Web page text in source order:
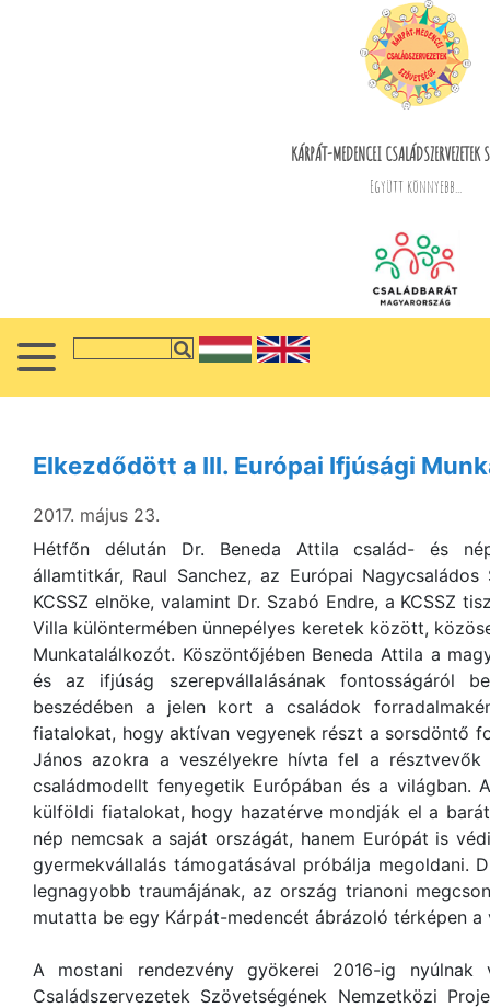
KÁRPÁT-MEDENCEI CSALÁDSZERVEZETEK
Együtt könnyebb...
Elkezdődött a III. Európai Ifjúsági
2017. május 23.
Hétfőn délután Dr. Beneda Attila család- és
államtitkár, Raul Sanchez, az Európai
KCSSZ elnöke, valamint Dr. Szabó Endre, a KCSSZ
Villa különtermében ünnepélyes keretek között,
Munkatalálkozót. Köszöntőjében Beneda Attila a
és az ifjúság szerepvállalásának fontosságáról
beszédében a jelen kort a családok
fiatalokat, hogy aktívan vegyenek részt a sorsdöntő
János azokra a veszélyekre hívta fel a résztvevők
családmodellt fenyegetik Európában és a világban.
külföldi fiatalokat, hogy hazatérve mondják el a
nép nemcsak a saját országát, hanem Európát is
gyermekvállalás támogatásával próbálja megoldani.
legnagyobb traumájának, az ország trianoni
mutatta be egy Kárpát-medencét ábrázoló térképen a
A mostani rendezvény gyökerei 2016-ig nyúlnak
Családszervezetek Szövetségének Nemzetközi